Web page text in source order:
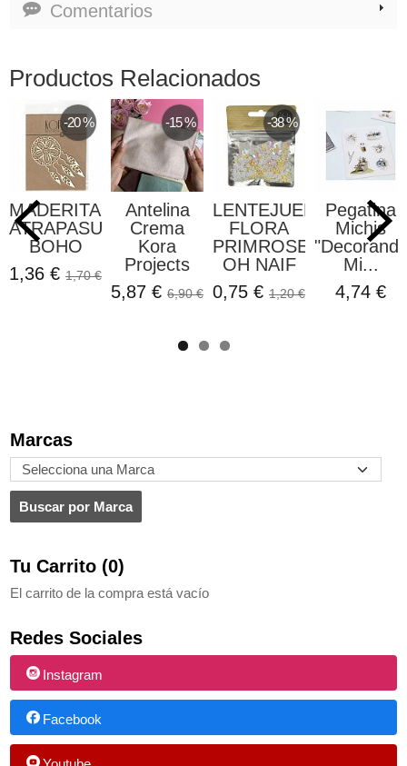
Marcas
Tu Carrito (0)
El carrito de la compra está vacío
Redes Sociales
Instagram
Facebook
Comentarios
Productos Relacionados
-20 %
BOHO
€1,70 €
-15 %
Antelina
Crema
Kora
Projects
5,87 €6,90 €
-38 %
LENTEJUELAS
FLORA
PRIMROSE
OH NAIF
0,75 €1,20 €
Pegatina
Michis
"Decorando
Mi...
4,74 €